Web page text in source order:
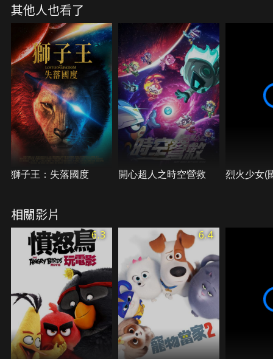
段不打不相識的意外戀曲!【國語配音】蔡阿嘎、宋昱
璁、尹仲敏。
其他人也看了
獅子王：失落國度 開心超人之時空營救 烈火少女(
相關影片
6.3 6.4